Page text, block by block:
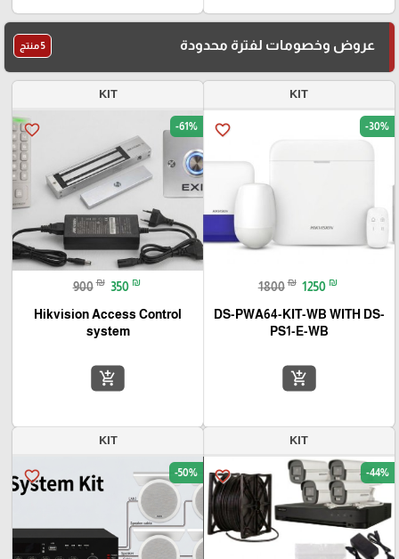
عروض وخصومات لفترة محدودة 5 منتج
KIT
favorite_border -30%
1800 ₪ 1250 ₪
DS-PWA64-KIT-WB WITH DS-
PS1-E-WB
add_shopping_cart
KIT
favorite_border -61%
900 ₪ 350 ₪
Hikvision Access Control
system
add_shopping_cart
KIT
favorite_border -44%
KIT
favorite_border -50%